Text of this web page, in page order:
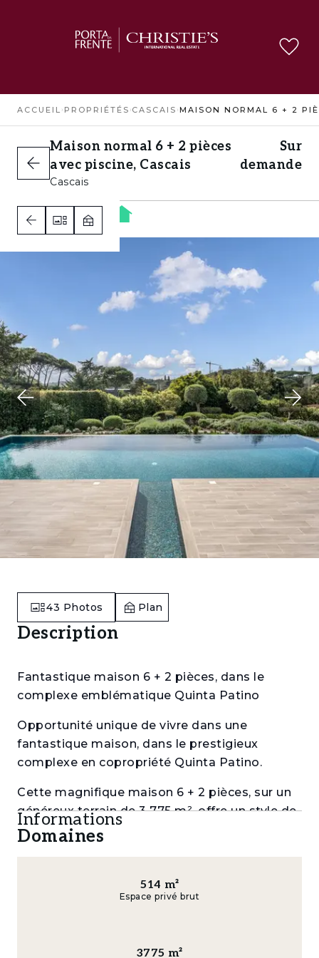
ACCUEIL › PROPRIÉTÉS ›CASCAIS ›
Maison normal 6 + 2 pièces
avec piscine, Cascais
Cascais
Sur
demande
43 Photos Plan
Description
Fantastique maison 6 + 2 pièces, dans le
complexe emblématique Quinta Patino
Opportunité unique de vivre dans une
fantastique maison, dans le prestigieux
complexe en copropriété Quinta Patino.
Cette magnifique maison 6 + 2 pièces, sur un
généreux terrain de 3 775 m², offre un style de
vie exclusif, alliant luxe, confort et intimité.
D'une surface de plancher de 514 m², cette
maison impressionne par ses pièces
spacieuses et lumineuses.
spacieux hall vitré offrant une vue imprenable
Informations
Domaines
514 m²
Espace privé brut
3775 m²